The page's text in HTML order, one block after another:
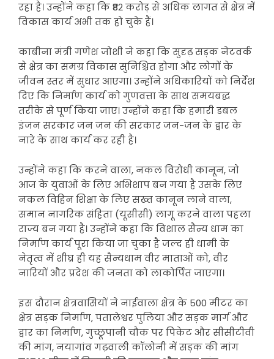
रहा है। उन्होंने कहा कि ₹82 करोड़ से अधिक लागत से क्षेत्र में
विकास कार्य अभी तक हो चुके हैं।
काबीना मंत्री गणेश जोशी ने कहा कि सुदृढ़ सड़क नेटवर्क
से क्षेत्र का समग्र विकास सुनिश्चित होगा और लोगों के
जीवन स्तर में सुधार आएगा। उन्होंने अधिकारियों को निर्देश
दिए कि निर्माण कार्य को गुणवत्ता के साथ समयबद्ध
तरीके से पूर्ण किया जाए। उन्होंने कहा कि हमारी डबल
इंजन सरकार जन जन की सरकार जन-जन के द्वार के
नारे के साथ कार्य कर रही है।
उन्होंने कहा कि करने वाला, नकल विरोधी कानून, जो
आज के युवाओं के लिए अभिशाप बन गया है उसके लिए
नकल विहिन शिक्षा के लिए सख्त कानून लाने वाला,
समान नागरिक संहिता (यूसीसी) लागू करने वाला पहला
राज्य बन गया है। उन्होंने कहा कि विशाल सैन्य धाम का
निर्माण कार्य पूरा किया जा चुका है जल्द ही धामी के
नेतृत्व में शीघ्र ही यह सैन्यधाम वीर माताओं को, वीर
नारियों और प्रदेश की जनता को लाकोर्पित जाएगा।
इस दौरान क्षेत्रवासियों ने नाईवाला क्षेत्र के 500 मीटर का
क्षेत्र सड़क निर्माण, पतालेश्वर पुलिया और सड़क मार्ग और
द्वार का निर्माण, गुच्छूपानी चौक पर पिकेट और सीसीटीवी
की मांग, नयागांव गढ़वाली कॉलोनी में सड़क की मांग